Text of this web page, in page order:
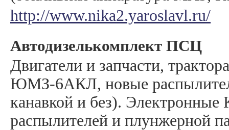
http://www.nika2.yaroslavl.ru/
Автодизелькомплект ПСЦ
Двигатели и запчасти,
ЮМЗ-6АКЛ, новые
канавкой и без).
распылителей и плунжерной